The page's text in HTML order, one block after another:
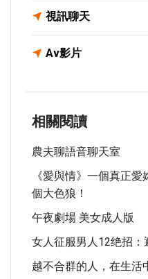
視訊聊天
Av影片
相關閱讀
農夫聊語音聊天室
《愛與情》一個真正
個大色狼！
午夜劇場 美女成人版
女人征服男人12绝招：
越不合群的人，在生活